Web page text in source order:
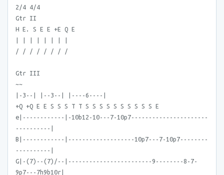
2/4 4/4
Gtr II
H E. S E E +E Q E
/ / / / / / / /
Gtr III
~~
|-3--| |--3--| |----6----|
+Q +Q E E S S S T T S S S S S S S S S S E
e|------------|-10b12-10---7-10p7----------------------
----------|
B|------------|-------------------10p7---7-10p7--------
----------|
G|-(7)--(7)/--|------------------------9--------8-7-
9p7---7h9b10r|